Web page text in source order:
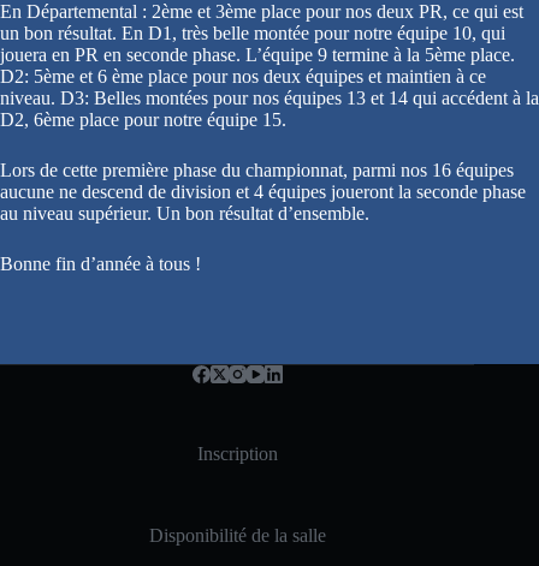
En Départemental : 2ème et 3ème place pour nos deux PR, ce qui est
un bon résultat. En D1, très belle montée pour notre équipe 10, qui
jouera en PR en seconde phase. L’équipe 9 termine à la 5ème place.
D2: 5ème et 6 ème place pour nos deux équipes et maintien à ce
niveau. D3: Belles montées pour nos équipes 13 et 14 qui accédent à la
D2, 6ème place pour notre équipe 15.
Lors de cette première phase du championnat, parmi nos 16 équipes
aucune ne descend de division et 4 équipes joueront la seconde phase
au niveau supérieur. Un bon résultat d’ensemble.
Bonne fin d’année à tous !
Inscription
Disponibilité de la salle